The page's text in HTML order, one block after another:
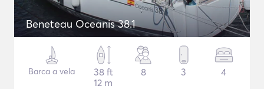
Beneteau Oceanis 38.1
Barca a vela
38 ft
12 m
8 3 4